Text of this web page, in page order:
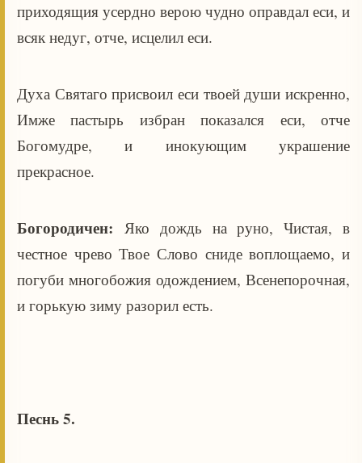
приходящия усердно верою чудно оправдал еси, и
всяк недуг, отче, исцелил еси.
Духа Святаго присвоил еси твоей души искренно,
Имже пастырь избран показался еси, отче
Богомудре, и инокующим украшение
прекрасное.
Богородичен: Яко дождь на руно, Чистая, в
честное чрево Твое Слово сниде воплощаемо, и
погуби многобожия одождением, Всенепорочная,
и горькую зиму разорил есть.
Песнь 5.